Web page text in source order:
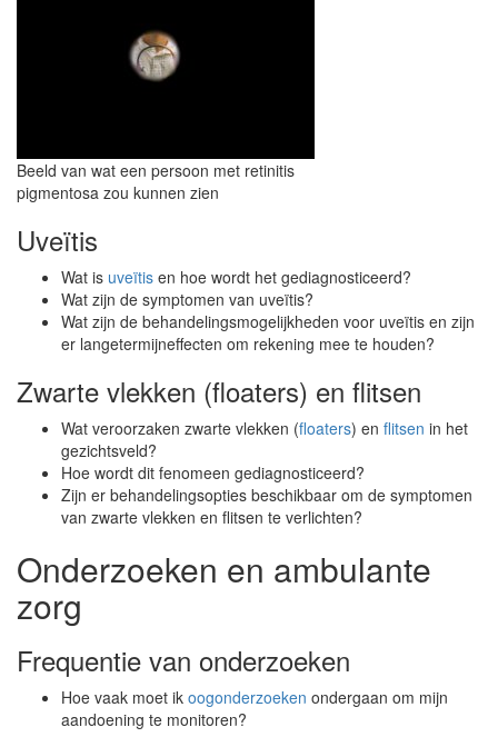
Beeld van wat een persoon met retinitis
pigmentosa zou kunnen zien
Uveïtis
Wat is uveïtis en hoe wordt het gediagnosticeerd?
Wat zijn de symptomen van uveïtis?
Wat zijn de behandelingsmogelijkheden voor uveïtis en zijn
er langetermijneffecten om rekening mee te houden?
Zwarte vlekken (floaters) en flitsen
Wat veroorzaken zwarte vlekken (floaters) en flitsen in het
gezichtsveld?
Hoe wordt dit fenomeen gediagnosticeerd?
Zijn er behandelingsopties beschikbaar om de symptomen
van zwarte vlekken en flitsen te verlichten?
Onderzoeken en ambulante
zorg
Frequentie van onderzoeken
Hoe vaak moet ik oogonderzoeken ondergaan om mijn
aandoening te monitoren?